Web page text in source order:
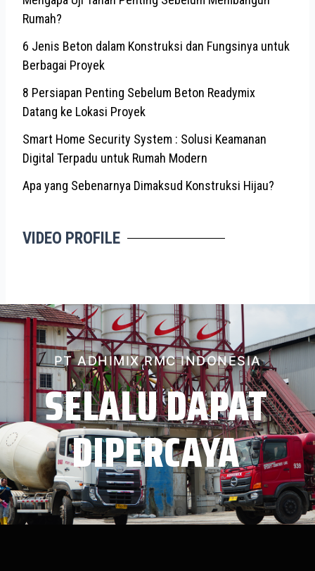
Rumah?
6 Jenis Beton dalam Konstruksi dan Fungsinya untuk
Berbagai Proyek
8 Persiapan Penting Sebelum Beton Readymix
Datang ke Lokasi Proyek
Smart Home Security System : Solusi Keamanan
Digital Terpadu untuk Rumah Modern
Apa yang Sebenarnya Dimaksud Konstruksi Hijau?
VIDEO PROFILE
PT ADHIMIX RMC INDONESIA
SELALU DAPAT
DIPERCAYA